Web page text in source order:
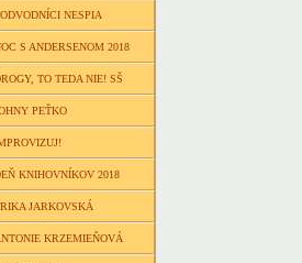
NESPIA
S ANDERSENOM 2018
TO TEDA NIE! SŠ
PEŤKO
KNIHOVNÍKOV 2018
JARKOVSKÁ
KRZEMIEŇOVÁ